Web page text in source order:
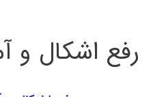
ج
رفع اشکال و